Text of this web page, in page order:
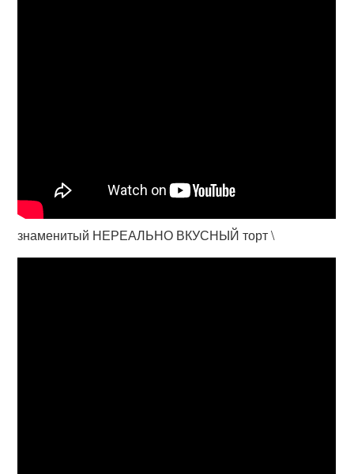
знаменитый НЕРЕАЛЬНО ВКУСНЫЙ торт \